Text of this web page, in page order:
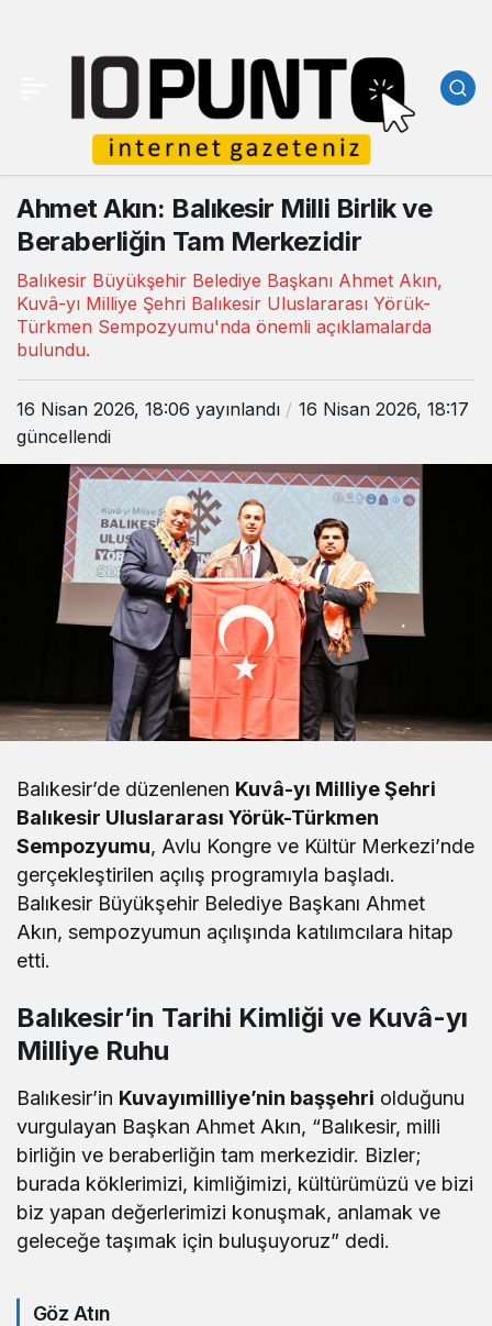
Ahmet Akın: Balıkesir Milli Birlik ve
Beraberliğin Tam Merkezidir
Balıkesir Büyükşehir Belediye Başkanı Ahmet Akın,
Kuvâ-yı Milliye Şehri Balıkesir Uluslararası Yörük-
Türkmen Sempozyumu'nda önemli açıklamalarda
bulundu.
16 Nisan 2026, 18:06 yayınlandı
16 Nisan 2026, 18:17
güncellendi
Balıkesir’de düzenlenen Kuvâ-yı Milliye Şehri
Balıkesir Uluslararası Yörük-Türkmen
Sempozyumu, Avlu Kongre ve Kültür Merkezi’nde
gerçekleştirilen açılış programıyla başladı.
Balıkesir Büyükşehir Belediye Başkanı Ahmet
Akın, sempozyumun açılışında katılımcılara hitap
etti.
Balıkesir’in Tarihi Kimliği ve Kuvâ-yı
Milliye Ruhu
Balıkesir’in Kuvayımilliye’nin başşehri olduğunu
vurgulayan Başkan Ahmet Akın, “Balıkesir, milli
birliğin ve beraberliğin tam merkezidir. Bizler;
burada köklerimizi, kimliğimizi, kültürümüzü ve bizi
biz yapan değerlerimizi konuşmak, anlamak ve
geleceğe taşımak için buluşuyoruz” dedi.
Göz Atın